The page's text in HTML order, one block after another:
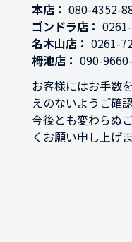
本店： 080-4352-
ゴンドラ店：
名木山店： 0261-
栂池店： 090-
お客様にはお手数
えのないようご確
今後とも変わらぬ
くお願い申し上げま